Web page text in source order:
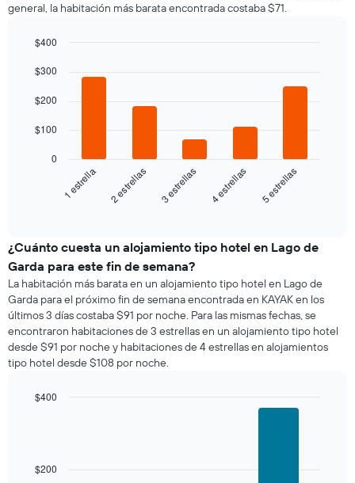
general, la habitación más barata encontrada costaba $71.
chart
bars.
siguiente
muestra
de
una
habitación
para
esta
noche,
calculado
a
partir
los
por
graphic.
1 estrella 2 estrellas 3 estrellas 4 estrellas 5 estrellas
0
$100
$200
$300
$400
¿Cuánto cuesta un alojamiento tipo hotel en Lago de
Garda para este fin de semana?
La habitación más barata en un alojamiento tipo hotel en Lago de
Garda para el próximo fin de semana encontrada en KAYAK en los
últimos 3 días costaba $91 por noche. Para las mismas fechas, se
encontraron habitaciones de 3 estrellas en un alojamiento tipo hotel
desde $91 por noche y habitaciones de 4 estrellas en alojamientos
tipo hotel desde $108 por noche.
bars.
$200
$400